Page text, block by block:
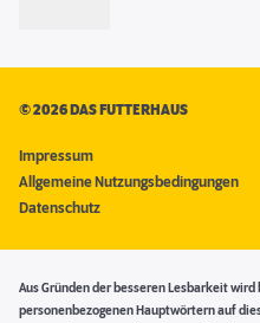
©2026 DAS FUTTERHAUS
Impressum
Allgemeine Nutzungsbedingungen
Datenschutz
Aus Gründen der besseren Lesbarkeit
personenbezogenen Hauptwörtern auf